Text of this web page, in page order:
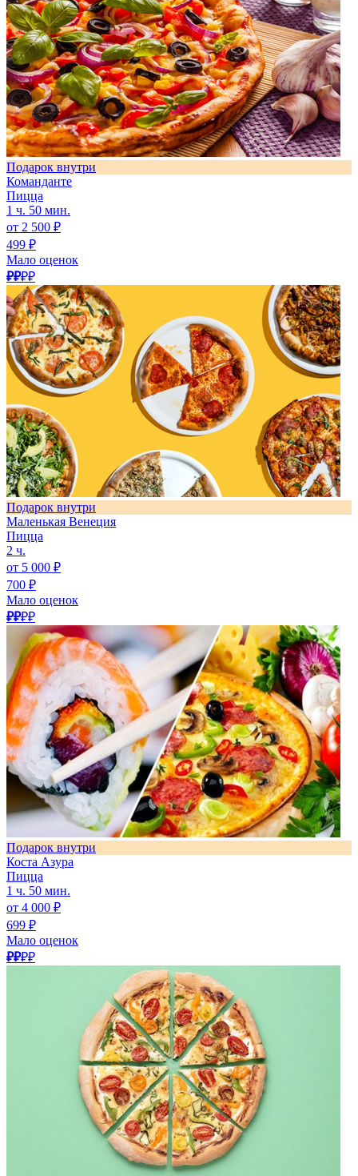
Подарок внутри
Команданте
Пицца
1 ч. 50 мин.
от 2 500 ₽
499 ₽
Мало оценок
₽₽₽₽
Подарок внутри
Маленькая Венеция
Пицца
2 ч.
от 5 000 ₽
700 ₽
Мало оценок
₽₽₽₽
Подарок внутри
Коста Азура
Пицца
1 ч. 50 мин.
от 4 000 ₽
699 ₽
Мало оценок
₽₽₽₽